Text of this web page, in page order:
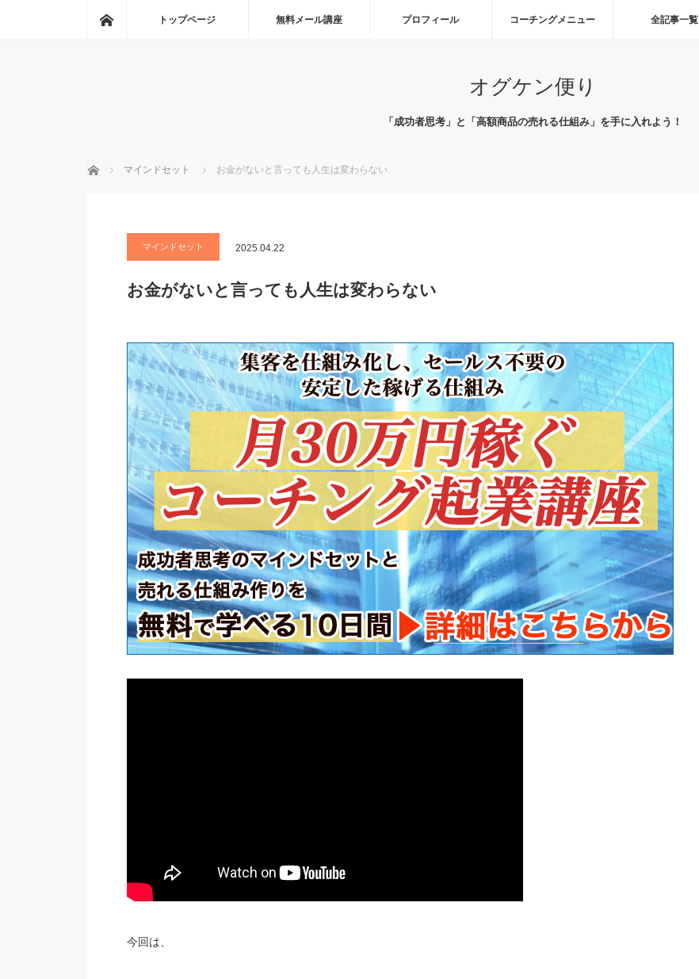
ホームトップページ 無料メール講座 プロフィール コーチングメニュー 全記事一覧
オグケン便り
「成功者思考」と「高額商品の売れる仕組み」を手に入れよう！
ホーム マインドセット お金がないと言っても人生は変わらない
マインドセット 2025.04.22
お金がないと言っても人生は変わらない
今回は、